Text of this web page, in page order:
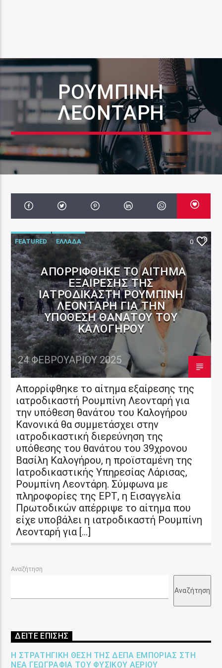
ΡΟΥΜΠΊΝΗ
ΛΕΟΝΤΑΡΉ
FEATURED ΕΛΛΑΔΑ 0
ΑΠΟΡΡΊΦΘΗΚΕ ΤΟ ΑΊΤΗΜΑ
ΕΞΑΊΡΕΣΗΣ ΤΗΣ
ΙΑΤΡΟΔΙΚΑΣΤΉ ΡΟΥΜΠΊΝΗ
ΛΕΟΝΤΑΡΉ ΓΙΑ ΤΗΝ
ΥΠΌΘΕΣΗ ΘΑΝΆΤΟΥ ΤΟΥ
ΚΑΛΟΓΉΡΟΥ
24 ΦΕΒΡΟΥΑΡΊΟΥ 2025
Απορρίφθηκε το αίτημα εξαίρεσης της
ιατροδικαστή Ρουμπίνη Λεονταρή για
την υπόθεση θανάτου του Καλογήρου
Κανονικά θα συμμετάσχει στην
ιατροδικαστική διερεύνηση της
υπόθεσης του θανάτου του 39χρονου
Βασίλη Καλογήρου, η προϊσταμένη της
Ιατροδικαστικής Υπηρεσίας Λάρισας,
Ρουμπίνη Λεοντάρη. Σύμφωνα με
πληροφορίες της ΕΡΤ, η Εισαγγελία
Πρωτοδικών απέρριψε το αίτημα που
είχε υποβάλει η ιατροδικαστή Ρουμπίνη
Λεονταρή για […]
Αναζήτηση
Αναζήτηση
ΔΕΙΤΕ ΕΠΙΣΗΣ
Η ΣΤΡΑΤΗΓΙΚΉ ΘΈΣΗ ΤΗΣ ΔΕΠΑ ΕΜΠΟΡΊΑΣ ΣΤΗ
ΝΈΑ ΓΕΩΓΡΑΦΊΑ ΤΟΥ ΦΥΣΙΚΟΎ ΑΕΡΊΟΥ